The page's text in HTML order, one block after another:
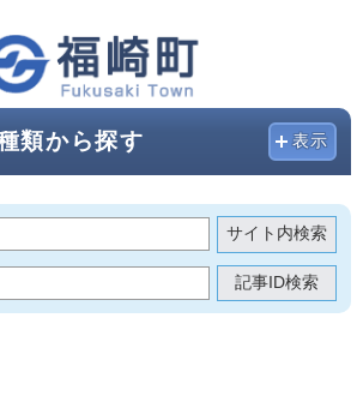
類から探す 表示
サイト内検索
記事ID検索